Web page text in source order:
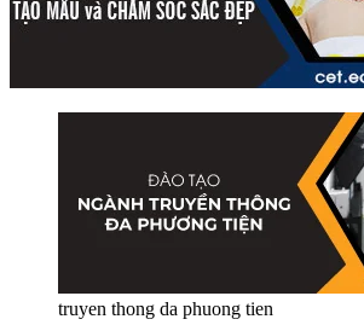
truyen thong da phuong tien